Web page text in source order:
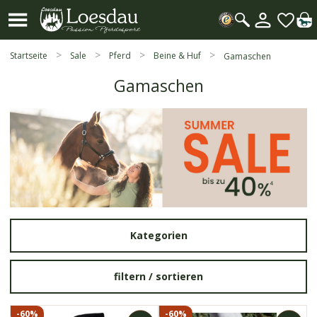
Suche
öffnen
Mein
Startseite Sale Pferd Beine & Huf Gamaschen
Gamaschen
Kategorien
filtern / sortieren
-60% -60%